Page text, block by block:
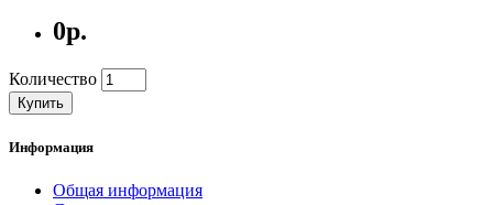
0р.
Количество
Купить
Информация
Общая информация